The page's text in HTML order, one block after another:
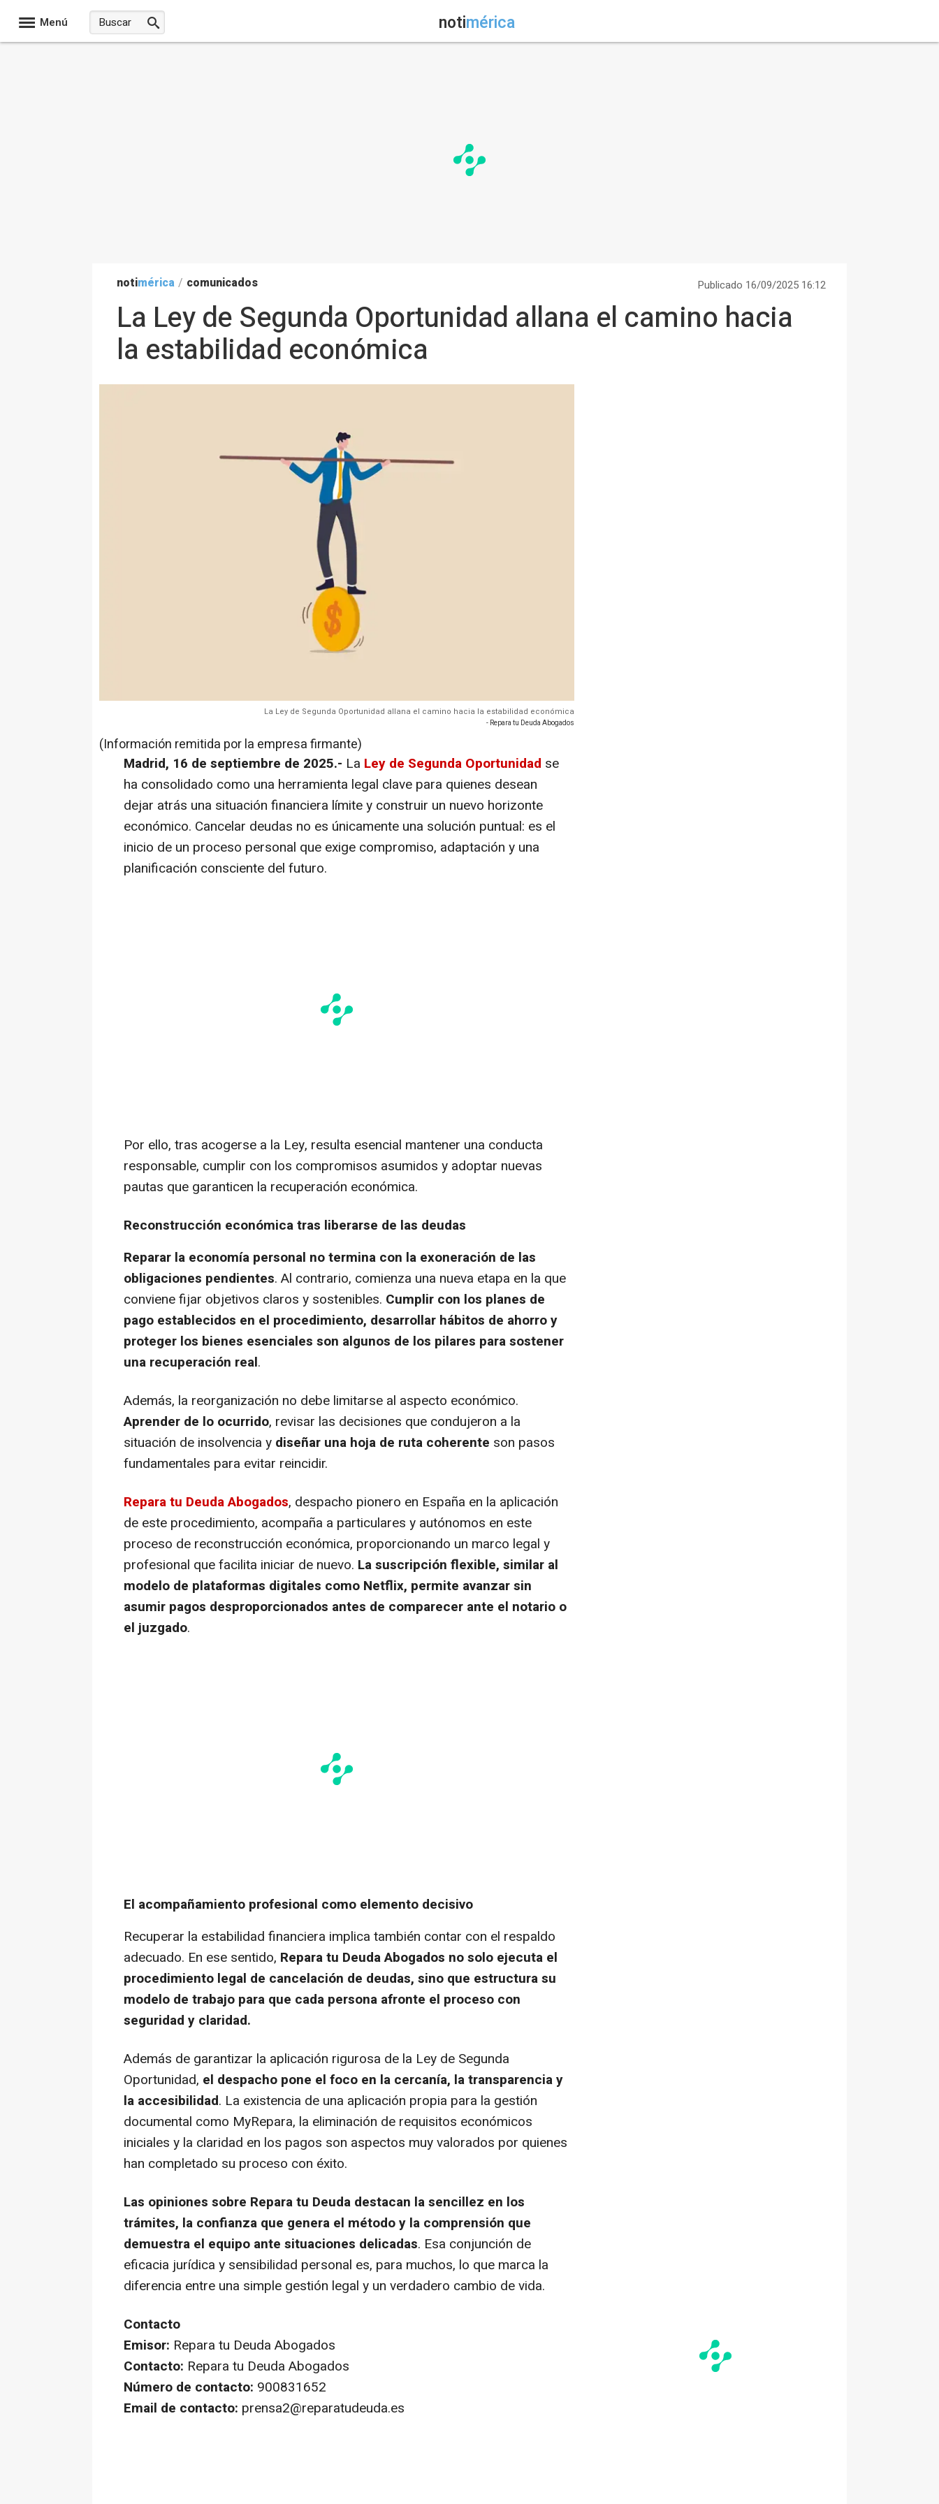
Menú notimérica
notimérica / comunicados Publicado 16/09/2025 16:12
La Ley de Segunda Oportunidad allana el camino hacia
la estabilidad económica
La Ley de Segunda Oportunidad allana el camino hacia la estabilidad económica
- Repara tu Deuda Abogados
(Información remitida por la empresa firmante)
Madrid, 16 de septiembre de 2025.- La Ley de Segunda Oportunidad se
ha consolidado como una herramienta legal clave para quienes desean
dejar atrás una situación financiera límite y construir un nuevo horizonte
económico. Cancelar deudas no es únicamente una solución puntual: es el
inicio de un proceso personal que exige compromiso, adaptación y una
planificación consciente del futuro.
Por ello, tras acogerse a la Ley, resulta esencial mantener una conducta
responsable, cumplir con los compromisos asumidos y adoptar nuevas
pautas que garanticen la recuperación económica.
Reconstrucción económica tras liberarse de las deudas
Reparar la economía personal no termina con la exoneración de las
obligaciones pendientes. Al contrario, comienza una nueva etapa en la que
conviene fijar objetivos claros y sostenibles. Cumplir con los planes de
pago establecidos en el procedimiento, desarrollar hábitos de ahorro y
proteger los bienes esenciales son algunos de los pilares para sostener
una recuperación real.
Además, la reorganización no debe limitarse al aspecto económico.
Aprender de lo ocurrido, revisar las decisiones que condujeron a la
situación de insolvencia y diseñar una hoja de ruta coherente son pasos
fundamentales para evitar reincidir.
Repara tu Deuda Abogados, despacho pionero en España en la aplicación
de este procedimiento, acompaña a particulares y autónomos en este
proceso de reconstrucción económica, proporcionando un marco legal y
profesional que facilita iniciar de nuevo. La suscripción flexible, similar al
modelo de plataformas digitales como Netflix, permite avanzar sin
asumir pagos desproporcionados antes de comparecer ante el notario o
el juzgado.
El acompañamiento profesional como elemento decisivo
Recuperar la estabilidad financiera implica también contar con el respaldo
adecuado. En ese sentido, Repara tu Deuda Abogados no solo ejecuta el
procedimiento legal de cancelación de deudas, sino que estructura su
modelo de trabajo para que cada persona afronte el proceso con
seguridad y claridad.
Además de garantizar la aplicación rigurosa de la Ley de Segunda
Oportunidad, el despacho pone el foco en la cercanía, la transparencia y
la accesibilidad. La existencia de una aplicación propia para la gestión
documental como MyRepara, la eliminación de requisitos económicos
iniciales y la claridad en los pagos son aspectos muy valorados por quienes
han completado su proceso con éxito.
Las opiniones sobre Repara tu Deuda destacan la sencillez en los
trámites, la confianza que genera el método y la comprensión que
demuestra el equipo ante situaciones delicadas. Esa conjunción de
eficacia jurídica y sensibilidad personal es, para muchos, lo que marca la
diferencia entre una simple gestión legal y un verdadero cambio de vida.
Contacto
Emisor: Repara tu Deuda Abogados
Contacto: Repara tu Deuda Abogados
Número de contacto: 900831652
Email de contacto: prensa2@reparatudeuda.es